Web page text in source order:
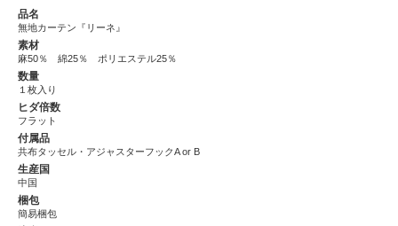
品名
無地カーテン『リーネ』
素材
麻50％ 綿25％ ポリエステル25％
数量
１枚入り
ヒダ倍数
フラット
付属品
共布タッセル・アジャスターフックA or B
生産国
中国
梱包
簡易梱包